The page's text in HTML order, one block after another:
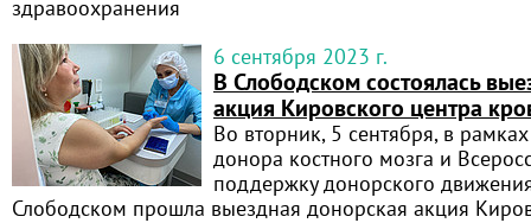
здравоохранения
6 сентября 2023 г.
В Слободском состоялась
акция Кировского центра
Во вторник, 5 сентября, в
донора костного мозга и
поддержку донорского
Слободском прошла выездная донорская акция